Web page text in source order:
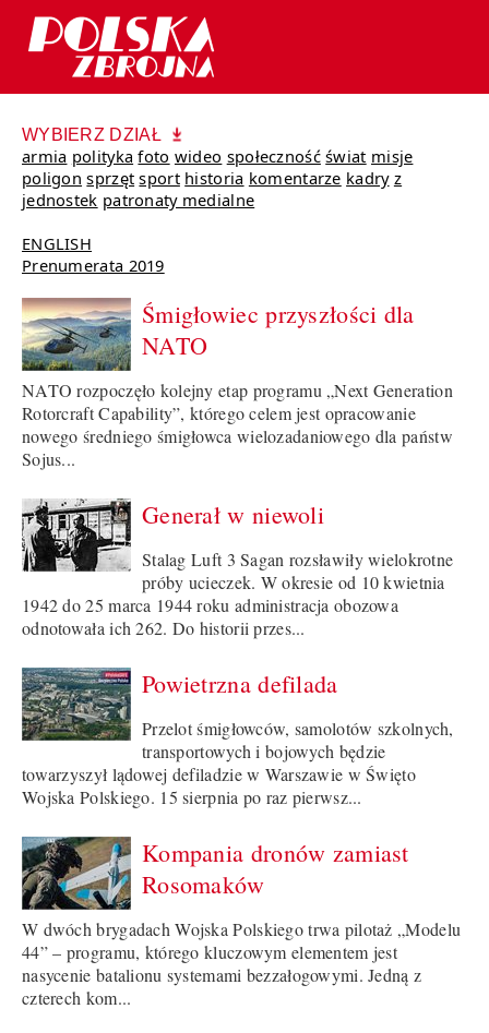
WYBIERZ DZIAŁ
armia polityka foto wideo społeczność świat misje
poligon sprzęt sport historia komentarze kadry z
jednostek patronaty medialne
ENGLISH
Prenumerata 2019
Śmigłowiec przyszłości dla
NATO
NATO rozpoczęło kolejny etap programu „Next Generation
Rotorcraft Capability”, którego celem jest opracowanie
nowego średniego śmigłowca wielozadaniowego dla państw
Sojus...
Generał w niewoli
Stalag Luft 3 Sagan rozsławiły wielokrotne
próby ucieczek. W okresie od 10 kwietnia
1942 do 25 marca 1944 roku administracja obozowa
odnotowała ich 262. Do historii przes...
Powietrzna defilada
Przelot śmigłowców, samolotów szkolnych,
transportowych i bojowych będzie
towarzyszył lądowej defiladzie w Warszawie w Święto
Wojska Polskiego. 15 sierpnia po raz pierwsz...
Kompania dronów zamiast
Rosomaków
W dwóch brygadach Wojska Polskiego trwa pilotaż „Modelu
44” – programu, którego kluczowym elementem jest
nasycenie batalionu systemami bezzałogowymi. Jedną z
czterech kom...